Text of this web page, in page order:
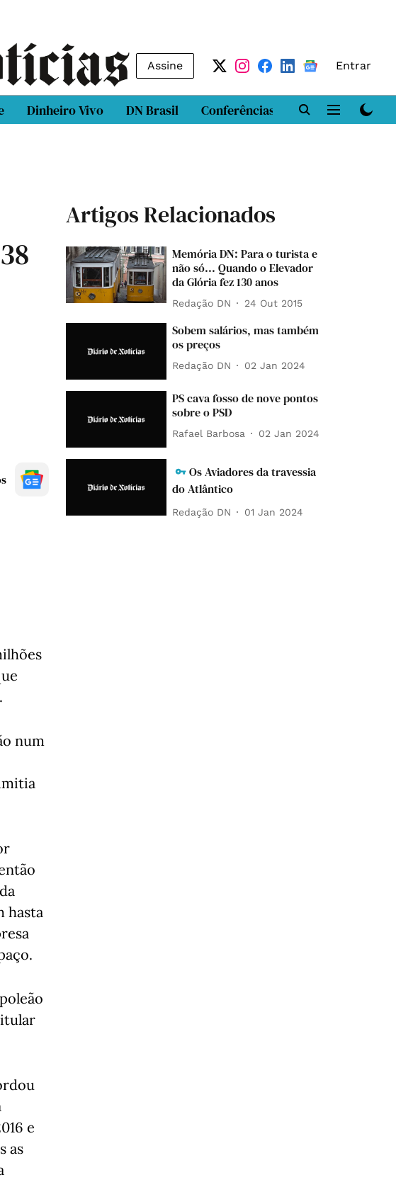
Assine Entrar
Dinheiro Vivo DN Brasil Conferências DN LAB
num
hasta
e
as
Artigos Relacionados
Memória DN: Para o turista e
não só... Quando o Elevador
da Glória fez 130 anos
Redação DN 24 Out 2015
Sobem salários, mas também
os preços
Redação DN 02 Jan 2024
PS cava fosso de nove pontos
sobre o PSD
Rafael Barbosa 02 Jan 2024
Os Aviadores da travessia
do Atlântico
Redação DN 01 Jan 2024